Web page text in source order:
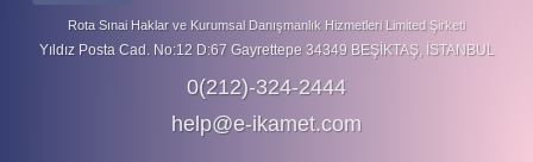
Rota Sınai Haklar ve Kurumsal Danışmanlık Hizmetleri Limited Şirketi
Yıldız Posta Cad. No:12 D:67 Gayrettepe 34349 BEŞİKTAŞ, İSTANBUL
0(212)-324-2444
help@e-ikamet.com